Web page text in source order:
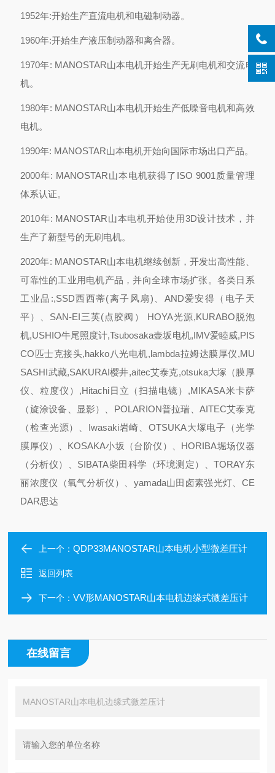
1952年:开始生产直流电机和电磁制动器。
1960年:开始生产液压制动器和离合器。
1970年: MANOSTAR山本电机开始生产无刷电机和交流电
机。
1980年: MANOSTAR山本电机开始生产低噪音电机和高效
电机。
1990年: MANOSTAR山本电机开始向国际市场出口产品。
2000年: MANOSTAR山本电机获得了ISO 9001质量管理
体系认证。
2010年: MANOSTAR山本电机开始使用3D设计技术，并
生产了新型号的无刷电机。
2020年: MANOSTAR山本电机继续创新，开发出高性能、
可靠性的工业用电机产品，并向全球市场扩张。 各类日系
工业品:,SSD西西蒂(离子风扇)、AND爱安得（电子天
平）、SAN-EI三英(点胶阀） HOYA光源,KURABO脱泡
机,USHIO牛尾照度计,Tsubosaka壶坂电机,IMV爱睦威,PIS
CO匹士克接头,hakko八光电机,lambda拉姆达膜厚仪,MU
SASHI武藏,SAKURAI樱井,aitec艾泰克,otsuka大塚（膜厚
仪、粒度仪）,Hitachi日立（扫描电镜）,MIKASA米卡萨
（旋涂设备、显影）、POLARION普拉瑞、AITEC艾泰克
（检查光源）、Iwasaki岩崎、OTSUKA大塚电子（光学
膜厚仪）、KOSAKA小坂（台阶仪）、HORIBA堀场仪器
（分析仪）、SIBATA柴田科学（环境测定）、TORAY东
丽浓度仪（氧气分析仪）、yamada山田卤素强光灯、CE
DAR思达
上一个：QDP33MANOSTAR山本电机小型微差圧计
返回列表
下一个：VV形MANOSTAR山本电机边缘式微差压计
在线留言